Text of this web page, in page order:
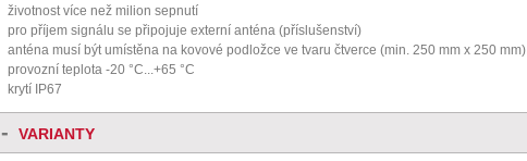
životnost více než milion sepnutí
pro příjem signálu se připojuje externí anténa (příslušenství)
anténa musí být umístěna na kovové podložce ve tvaru čtverce (min. 250 mm x 250 mm)
provozní teplota -20 °C...+65 °C
krytí IP67
- VARIANTY